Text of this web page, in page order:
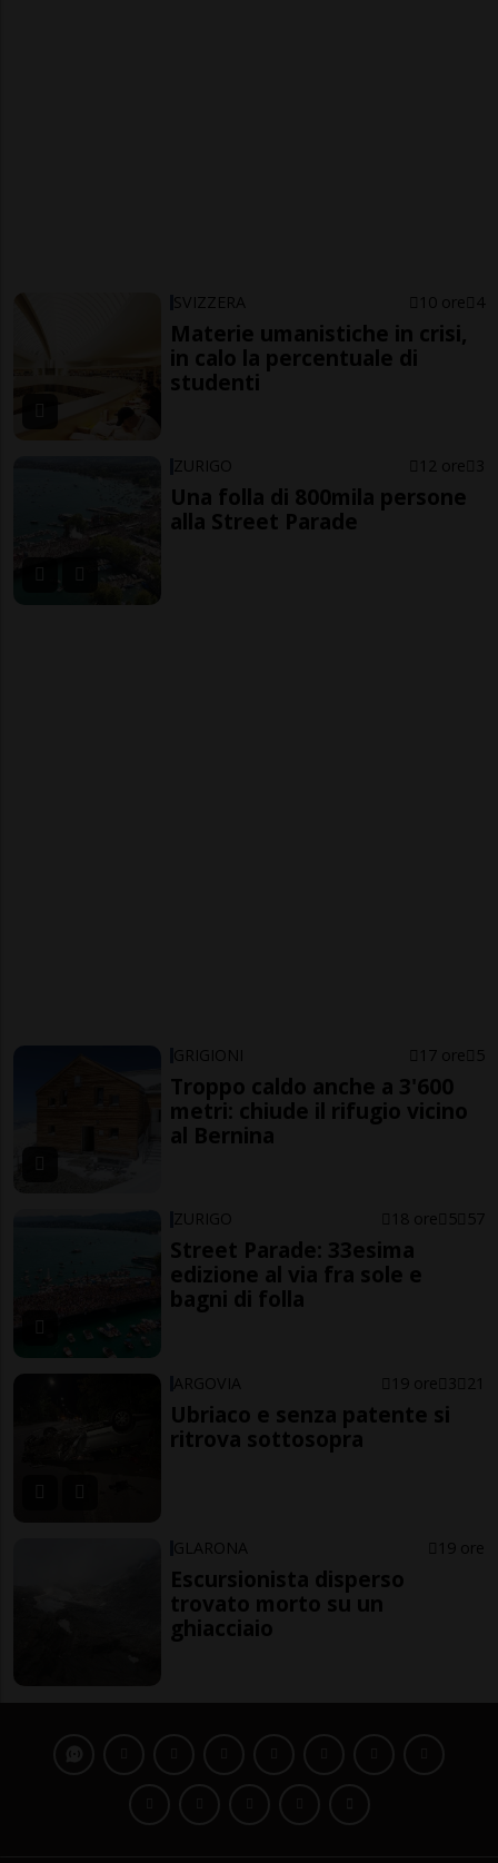
SVIZZERA 10 ore 4
Materie umanistiche in crisi,
in calo la percentuale di
studenti
ZURIGO 12 ore 3
Una folla di 800mila persone
alla Street Parade
GRIGIONI 17 ore 5
Troppo caldo anche a 3'600
metri: chiude il rifugio vicino
al Bernina
ZURIGO 18 ore 5 57
Street Parade: 33esima
edizione al via fra sole e
bagni di folla
ARGOVIA 19 ore 3 21
Ubriaco e senza patente si
ritrova sottosopra
GLARONA 19 ore
Escursionista disperso
trovato morto su un
ghiacciaio